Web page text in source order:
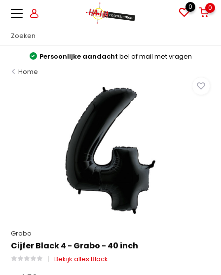
0 0
Persoonlijke aandacht bel of mail met vragen
Home
Grabo
Cijfer Black 4 - Grabo - 40 inch
Bekijk alles Black